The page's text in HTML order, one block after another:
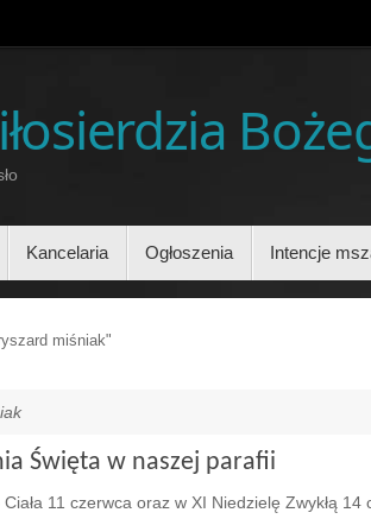
Kancelaria Ogłoszenia Intencje
miśniak"
Święta w naszej parafii
11 czerwca oraz w XI Niedzielę Zwykłą 14